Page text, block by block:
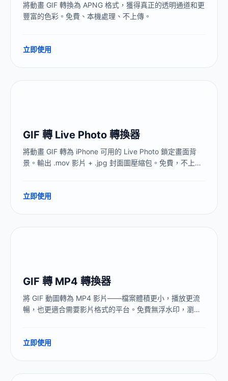
將動畫 GIF 轉換為 APNG 格式，獲得真正的透明通道和更
豐富的色彩。免費、本機處理、不上傳。
立即使用
GIF 轉 Live Photo 轉換器
將動畫 GIF 轉為 iPhone 可用的 Live Photo 鎖定畫面背
景。輸出 .mov 影片 + .jpg 封面圖壓縮包。免費，不上
立即使用
GIF 轉 MP4 轉換器
將 GIF 動圖轉為 MP4 影片——檔案體積更小，播放更流
暢，也更適合需要影片格式的平台。免費無浮水印，瀏覽
立即使用